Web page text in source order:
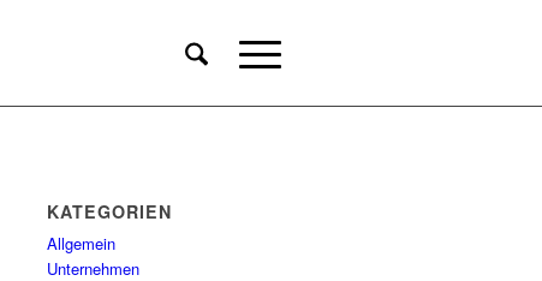
KATEGORIEN
Allgemein
Unternehmen